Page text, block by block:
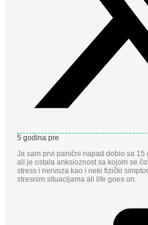
5 godina pre
Ja sam prvi panični napad dobio sa
ali je ostala anksioznost sa kojom se
stress i nervoza kao i neki fizički
stresnim situacijama ali life goes on.